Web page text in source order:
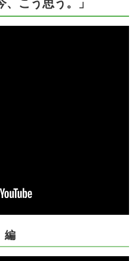
、こう思う。」
編